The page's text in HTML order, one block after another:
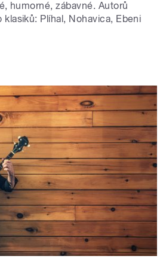
humorné, zábavné. Autorů
Plíhal, Nohavica, Ebeni